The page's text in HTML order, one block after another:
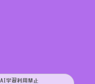
AI学習利用禁止